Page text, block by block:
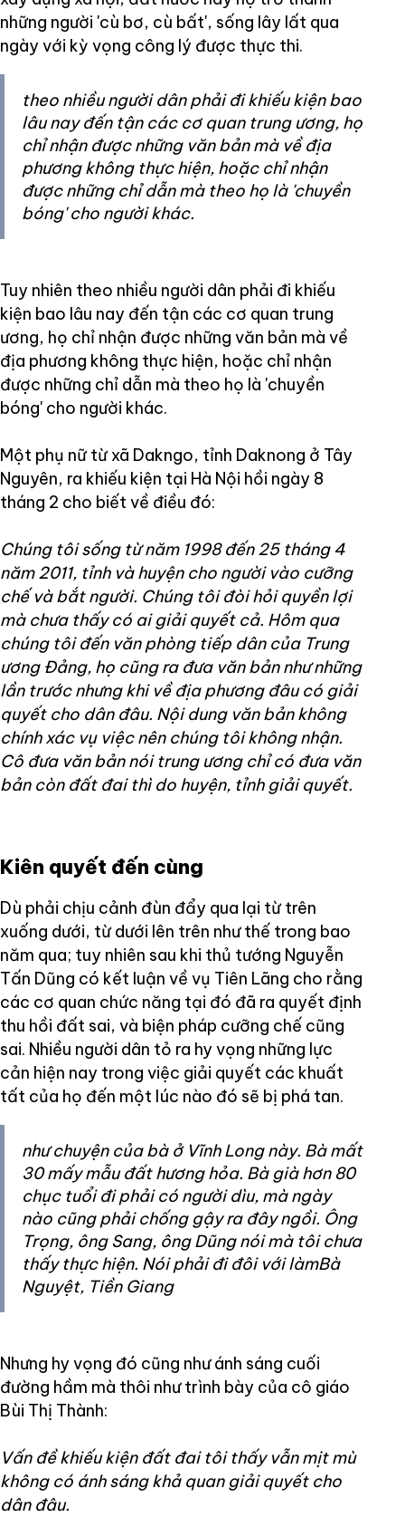
những người 'cù bơ, cù bất', sống lây lất qua
ngày với kỳ vọng công lý được thực thi.
theo nhiều người dân phải đi khiếu kiện bao
lâu nay đến tận các cơ quan trung ương, họ
chỉ nhận được những văn bản mà về địa
phương không thực hiện, hoặc chỉ nhận
được những chỉ dẫn mà theo họ là 'chuyền
bóng' cho người khác.
Tuy nhiên theo nhiều người dân phải đi khiếu
kiện bao lâu nay đến tận các cơ quan trung
ương, họ chỉ nhận được những văn bản mà về
địa phương không thực hiện, hoặc chỉ nhận
được những chỉ dẫn mà theo họ là 'chuyền
bóng' cho người khác.
Một phụ nữ từ xã Dakngo, tỉnh Daknong ở Tây
Nguyên, ra khiếu kiện tại Hà Nội hồi ngày 8
tháng 2 cho biết về điều đó:
Chúng tôi sống từ năm 1998 đến 25 tháng 4
năm 2011, tỉnh và huyện cho người vào cưỡng
chế và bắt người. Chúng tôi đòi hỏi quyền lợi
mà chưa thấy có ai giải quyết cả. Hôm qua
chúng tôi đến văn phòng tiếp dân của Trung
ương Đảng, họ cũng ra đưa văn bản như những
lần trước nhưng khi về địa phương đâu có giải
quyết cho dân đâu. Nội dung văn bản không
chính xác vụ việc nên chúng tôi không nhận.
Cô đưa văn bản nói trung ương chỉ có đưa văn
bản còn đất đai thì do huyện, tỉnh giải quyết.
Kiên quyết đến cùng
Dù phải chịu cảnh đùn đẩy qua lại từ trên
xuống dưới, từ dưới lên trên như thế trong bao
năm qua; tuy nhiên sau khi thủ tướng Nguyễn
Tấn Dũng có kết luận về vụ Tiên Lãng cho rằng
các cơ quan chức năng tại đó đã ra quyết định
thu hồi đất sai, và biện pháp cưỡng chế cũng
sai. Nhiều người dân tỏ ra hy vọng những lực
cản hiện nay trong việc giải quyết các khuất
tất của họ đến một lúc nào đó sẽ bị phá tan.
như chuyện của bà ở Vĩnh Long này. Bà mất
30 mấy mẫu đất hương hỏa. Bà già hơn 80
chục tuổi đi phải có người dìu, mà ngày
nào cũng phải chống gậy ra đây ngồi. Ông
Trọng, ông Sang, ông Dũng nói mà tôi chưa
thấy thực hiện. Nói phải đi đôi với làmBà
Nguyệt, Tiền Giang
Nhưng hy vọng đó cũng như ánh sáng cuối
đường hầm mà thôi như trình bày của cô giáo
Bùi Thị Thành:
Vấn đề khiếu kiện đất đai tôi thấy vẫn mịt mù
không có ánh sáng khả quan giải quyết cho
dân đâu.